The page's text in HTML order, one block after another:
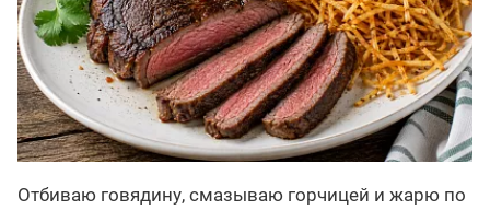
Отбиваю говядину, смазываю горчицей и жарю по